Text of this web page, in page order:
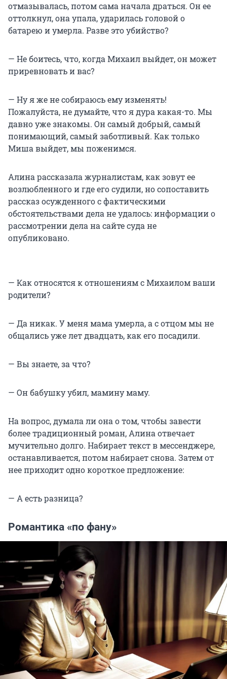
отмазывалась, потом сама начала драться. Он ее
оттолкнул, она упала, ударилась головой о
батарею и умерла. Разве это убийство?
— Не боитесь, что, когда Михаил выйдет, он может
приревновать и вас?
— Ну я же не собираюсь ему изменять!
Пожалуйста, не думайте, что я дура какая-то. Мы
давно уже знакомы. Он самый добрый, самый
понимающий, самый заботливый. Как только
Миша выйдет, мы поженимся.
Алина рассказала журналистам, как зовут ее
возлюбленного и где его судили, но сопоставить
рассказ осужденного с фактическими
обстоятельствами дела не удалось: информации о
рассмотрении дела на сайте суда не
опубликовано.
— Как относятся к отношениям с Михаилом ваши
родители?
— Да никак. У меня мама умерла, а с отцом мы не
общались уже лет двадцать, как его посадили.
— Вы знаете, за что?
— Он бабушку убил, мамину маму.
На вопрос, думала ли она о том, чтобы завести
более традиционный роман, Алина отвечает
мучительно долго. Набирает текст в мессенджере,
останавливается, потом набирает снова. Затем от
нее приходит одно короткое предложение:
— А есть разница?
Романтика «по фану»